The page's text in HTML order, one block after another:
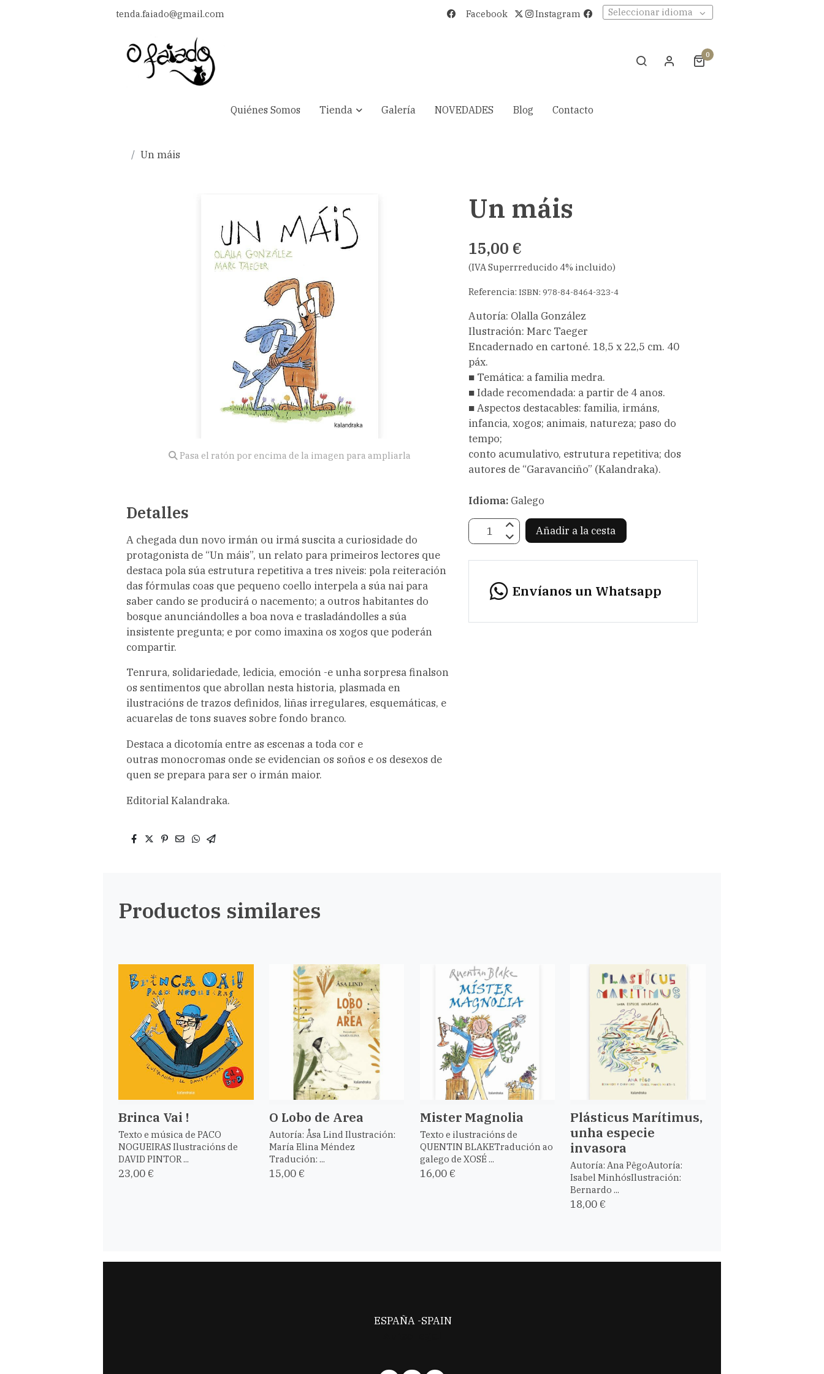
tenda.faiado@gmail.com Facebook Instagram Seleccionar idioma
0
Quiénes Somos Tienda Galería NOVEDADES Blog Contacto
Un máis
Pasa el ratón por encima de la imagen para ampliarla
Detalles
A chegada dun novo irmán ou irmá suscita a curiosidade do
protagonista de “Un máis”, un relato para primeiros lectores que
destaca pola súa estrutura repetitiva a tres niveis: pola reiteración
das fórmulas coas que pequeno coello interpela a súa nai para
saber cando se producirá o nacemento; a outros habitantes do
bosque anunciándolles a boa nova e trasladándolles a súa
insistente pregunta; e por como imaxina os xogos que poderán
compartir.
Tenrura, solidariedade, ledicia, emoción -e unha sorpresa finalson
os sentimentos que abrollan nesta historia, plasmada en
ilustracións de trazos definidos, liñas irregulares, esquemáticas, e
acuarelas de tons suaves sobre fondo branco.
Destaca a dicotomía entre as escenas a toda cor e
outras monocromas onde se evidencian os soños e os desexos de
quen se prepara para ser o irmán maior.
Editorial Kalandraka.
Un máis
15,00 €
(IVA Superrreducido 4% incluido)
Referencia: ISBN: 978-84-8464-323-4
Autoría: Olalla González
Ilustración: Marc Taeger
Encadernado en cartoné. 18,5 x 22,5 cm. 40
páx.
■ Temática: a familia medra.
■ Idade recomendada: a partir de 4 anos.
■ Aspectos destacables: familia, irmáns,
infancia, xogos; animais, natureza; paso do
tempo;
conto acumulativo, estrutura repetitiva; dos
autores de “Garavanciño” (Kalandraka).
Idioma: Galego
Añadir a la cesta
Envíanos un Whatsapp
Productos similares
Brinca Vai !
Texto e música de PACO
NOGUEIRAS Ilustracións de
DAVID PINTOR ...
23,00 €
O Lobo de Area
Autoría: Åsa Lind Ilustración:
María Elina Méndez
Tradución: ...
15,00 €
Mister Magnolia
Texto e ilustracións de
QUENTIN BLAKETradución ao
galego de XOSÉ ...
16,00 €
Plásticus Marítimus,
unha especie
invasora
Autoría: Ana PêgoAutoría:
Isabel MinhósIlustración:
Bernardo ...
18,00 €
ESPAÑA -SPAIN